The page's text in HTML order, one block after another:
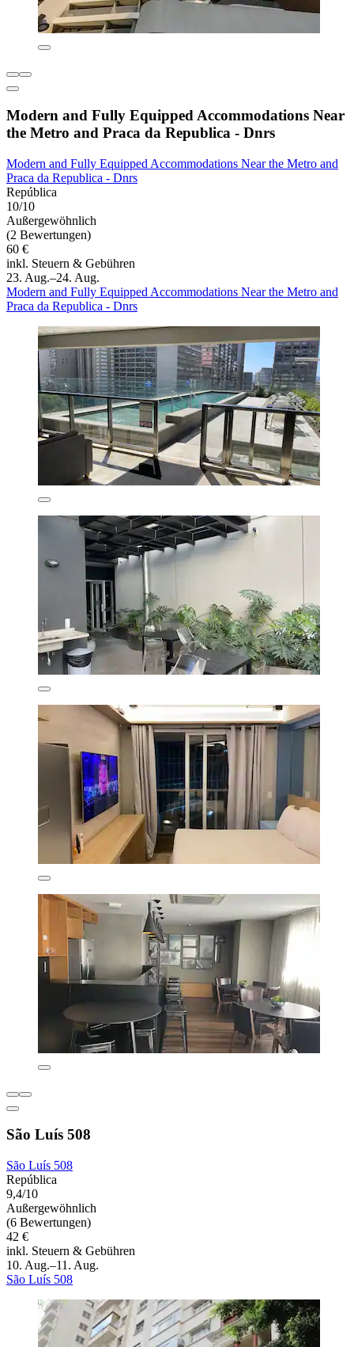
Modern and Fully Equipped Accommodations Near
the Metro and Praca da Republica - Dnrs
Modern and Fully Equipped Accommodations Near the Metro and
Praca da Republica - Dnrs
República
10/10
Außergewöhnlich
(2 Bewertungen)
60 €
inkl. Steuern & Gebühren
23. Aug.–24. Aug.
Modern and Fully Equipped Accommodations Near the Metro and
Praca da Republica - Dnrs
São Luís 508
São Luís 508
República
9,4/10
Außergewöhnlich
(6 Bewertungen)
42 €
inkl. Steuern & Gebühren
10. Aug.–11. Aug.
São Luís 508